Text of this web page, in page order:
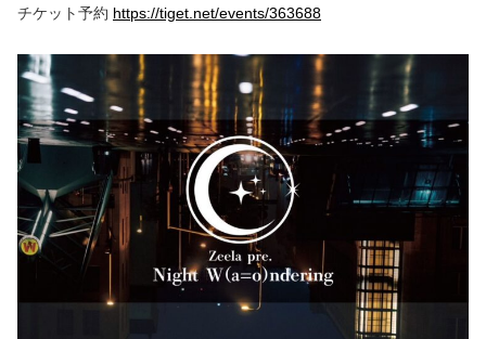
チケット予約 https://tiget.net/events/363688